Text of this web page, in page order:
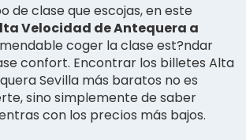
de clase que escojas, en este
Velocidad de Antequera a
coger la clase est?ndar
confort. Encontrar los billetes Alta
Sevilla más baratos no es
sino simplemente de saber
con los precios más bajos.